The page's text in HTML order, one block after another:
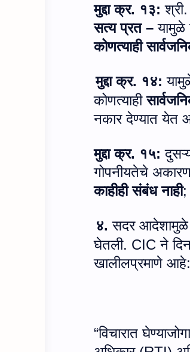
मुद्दा क्र. १३:
सत्य प्रत – यामुळे
कोणत्याही
मुद्दा क्र. १४:
कोणत्याही
नकार देण्यात येत
मुद्दा क्र. १५:
गोपनीयतेचे
काहीही संबंध नाही
४. सदर आदेशामुळे
घेतली. CICने
खालीलप्रमाणे आहे:
“विचारात